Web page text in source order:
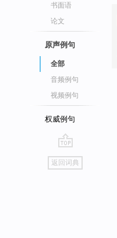
书面语
论文
原声例句
全部
音频例句
视频例句
权威例句
go
top
返回词典